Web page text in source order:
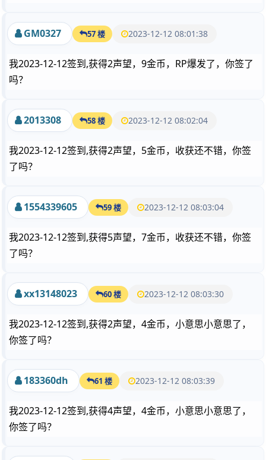
GM0327 57 楼 2023-12-12 08:01:38
我2023-12-12签到,获得2声望，9金币，RP爆发了，你签了
吗？
2013308 58 楼 2023-12-12 08:02:04
我2023-12-12签到,获得2声望，5金币，收获还不错，你签
了吗？
1554339605 59 楼 2023-12-12 08:03:04
我2023-12-12签到,获得5声望，7金币，收获还不错，你签
了吗？
xx13148023 60 楼 2023-12-12 08:03:30
我2023-12-12签到,获得2声望，4金币，小意思小意思了，
你签了吗？
183360dh 61 楼 2023-12-12 08:03:39
我2023-12-12签到,获得4声望，4金币，小意思小意思了，
你签了吗？